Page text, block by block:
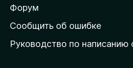
ш
н
ю
Форум
Сообщить об ошибке
Руководство по написанию